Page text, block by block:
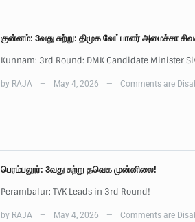
குன்னம்: 3வது சுற்று: திமுக வேட்பாளர் அமைச்சா
Kunnam: 3rd Round: DMK Candidate Minister
by RAJA — May 4, 2026 — Comments are
பெரம்பலூர்: 3வது சுற்று தவெக முன்னிலை!
Perambalur: TVK Leads in 3rd Round!
by RAJA — May 4, 2026 — Comments are